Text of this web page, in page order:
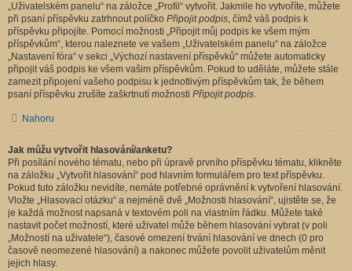
„Uživatelském panelu“ na záložce „Profil“ vytvořit. Jakmile ho vytvoříte, můžete
při psaní příspěvku zatrhnout políčko Připojit podpis, čímž váš podpis k
příspěvku připojíte. Pomocí možnosti „Připojit můj podpis ke všem mým
příspěvkům“, kterou naleznete ve vašem „Uživatelském panelu“ na záložce
„Nastavení fóra“ v sekci „Výchozí nastavení příspěvků“ můžete automaticky
připojit váš podpis ke všem vašim příspěvkům. Pokud to uděláte, můžete stále
zamezit připojení vašeho podpisu k jednotlivým příspěvkům tak, že během
psaní příspěvku zrušíte zaškrtnutí možnosti Připojit podpis.
Nahoru
Jak můžu vytvořit hlasování/anketu?
Při posílání nového tématu, nebo při úpravě prvního příspěvku tématu, klikněte
na záložku „Vytvořit hlasování“ pod hlavním formulářem pro text příspěvku.
Pokud tuto záložku nevidíte, nemáte potřebné oprávnění k vytvoření hlasování.
Vložte „Hlasovací otázku“ a nejméně dvě „Možnosti hlasování“, ujistěte se, že
je každá možnost napsaná v textovém poli na vlastním řádku. Můžete také
nastavit počet možností, které uživatel může během hlasování vybrat (v poli
„Možností na uživatele“), časové omezení trvání hlasování ve dnech (0 pro
časově neomezené hlasování) a nakonec můžete povolit uživatelům měnit
jejich hlasy.